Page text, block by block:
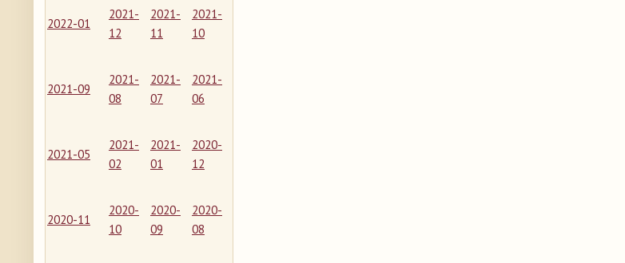
2022-01
2021-
12
2021-
11
2021-
10
2021-09
2021-
08
2021-
07
2021-
06
2021-05
2021-
02
2021-
01
2020-
12
2020-11
2020-
10
2020-
09
2020-
08